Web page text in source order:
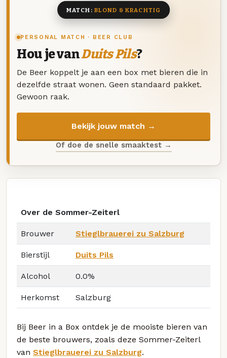
PERSONAL MATCH · BEER CLUB
Hou je vanDuits Pils?
De Beer koppelt je aan een box met bieren die in
dezelfde straat wonen. Geen standaard pakket.
Gewoon raak.
Bekijk jouw match →
Of doe de snelle smaaktest →
MATCH: BLOND & KRACHTIG
Over de Sommer-Zeiterl
Brouwer Stieglbrauerei zu Salzburg
Bierstijl Duits Pils
Alcohol 0.0%
Herkomst Salzburg
Bij Beer in a Box ontdek je de mooiste bieren van
de beste brouwers, zoals deze Sommer-Zeiterl
van Stieglbrauerei zu Salzburg.